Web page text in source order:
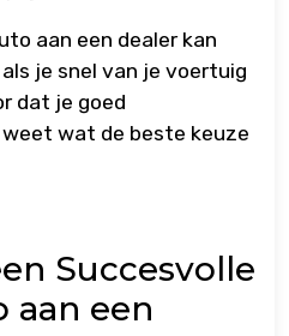
aan een dealer kan
je snel van je voertuig
dat je goed
wat de beste keuze
Succesvolle
aan een